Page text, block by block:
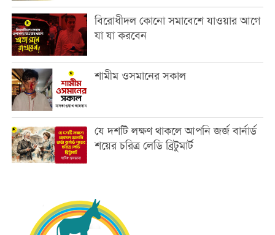
বিরোধীদল কোনো সমাবেশে যাওয়ার আগে
যা যা করবেন
শামীম ওসমানের সকাল
যে দশটি লক্ষণ থাকলে আপনি জর্জ বার্নার্ড
শয়ের চরিত্র লেডি ব্রিটুমার্ট